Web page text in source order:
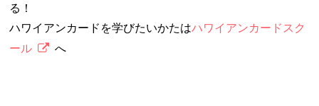
る！
ハワイアンカードを学びたいかたはハワイアンカードスク
ール
へ